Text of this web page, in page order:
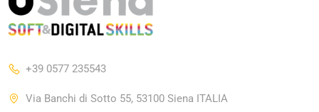
+39 0577 235543
Via Banchi di Sotto 55, 53100 Siena ITALIA